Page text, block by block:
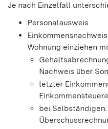
Je nach Einzelfall
Personalausweis
Wohnung einziehen
Nachweis über
letzter
bei